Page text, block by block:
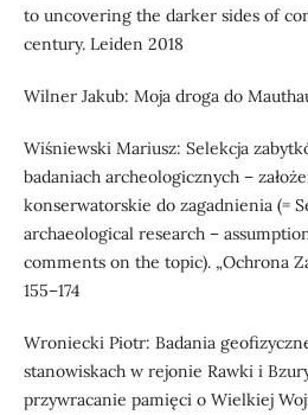
to uncovering the darker sides of
century. Leiden 2018
Wilner Jakub: Moja droga do
Wiśniewski Mariusz: Selekcja
badaniach archeologicznych –
konserwatorskie do zagadnienia (=
archaeological research –
comments on the topic). „Ochrona
155–174
Wroniecki Piotr: Badania
stanowiskach w rejonie Rawki i
przywracanie pamięci o Wielkiej